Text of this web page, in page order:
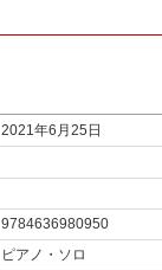
2021年6月25日
9784636980950
ピアノ・ソロ